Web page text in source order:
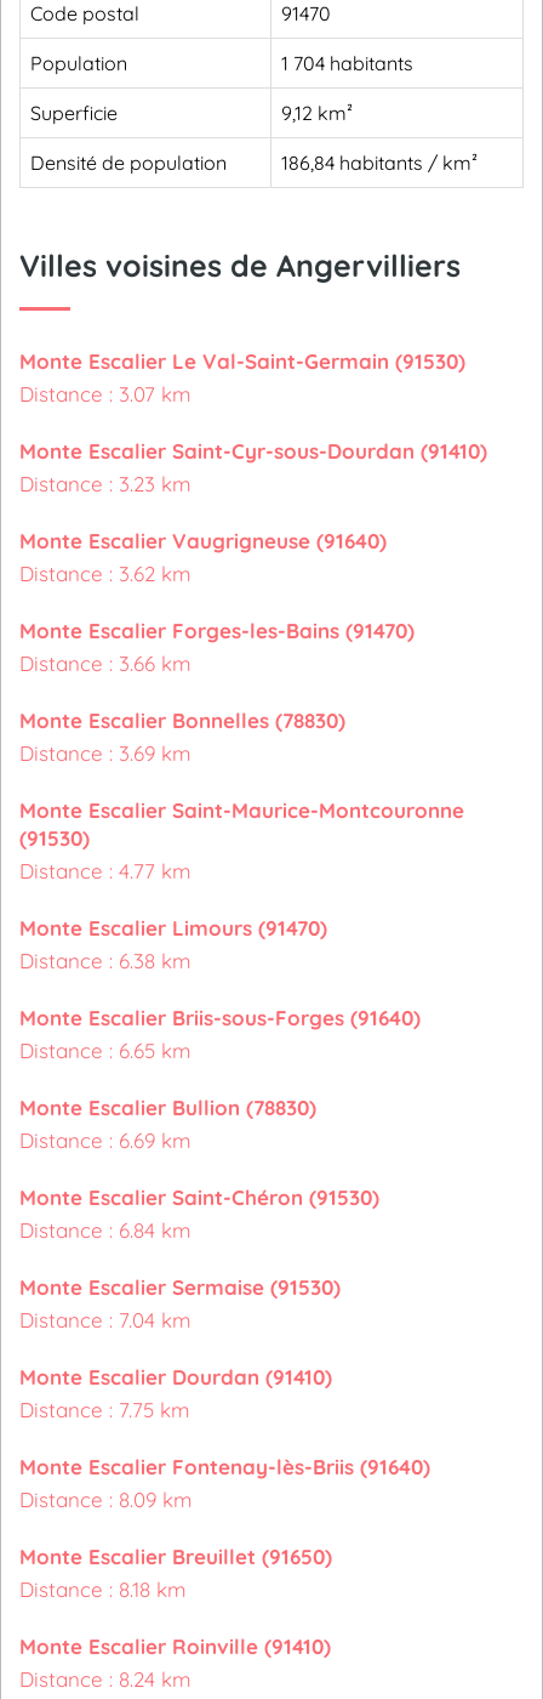
Code postal 91470
Population 1 704 habitants
Superficie 9,12 km²
Densité de population 186,84 habitants / km²
Villes voisines de Angervilliers
Monte Escalier Le Val-Saint-Germain (91530)
Distance : 3.07 km
Monte Escalier Saint-Cyr-sous-Dourdan (91410)
Distance : 3.23 km
Monte Escalier Vaugrigneuse (91640)
Distance : 3.62 km
Monte Escalier Forges-les-Bains (91470)
Distance : 3.66 km
Monte Escalier Bonnelles (78830)
Distance : 3.69 km
Monte Escalier Saint-Maurice-Montcouronne
(91530)
Distance : 4.77 km
Monte Escalier Limours (91470)
Distance : 6.38 km
Monte Escalier Briis-sous-Forges (91640)
Distance : 6.65 km
Monte Escalier Bullion (78830)
Distance : 6.69 km
Monte Escalier Saint-Chéron (91530)
Distance : 6.84 km
Monte Escalier Sermaise (91530)
Distance : 7.04 km
Monte Escalier Dourdan (91410)
Distance : 7.75 km
Monte Escalier Fontenay-lès-Briis (91640)
Distance : 8.09 km
Monte Escalier Breuillet (91650)
Distance : 8.18 km
Monte Escalier Roinville (91410)
Distance : 8.24 km